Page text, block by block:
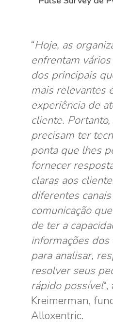
“Hoje, as
enfrentam
dos principais
mais relevantes
experiência de
cliente.
precisam ter
ponta que lhes
fornecer
claras aos
diferentes
comunicação
de ter a
informações
para analisar,
resolver seus
rápido possível
Kreimerman,
Alloxentric.